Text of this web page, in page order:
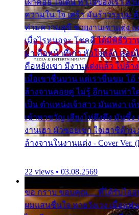
ความใน ใจ เศร้า มันร้าวระบม
ท่ามความสุขี ช่วยงานเขาแต่ง แ
เมื่อไรหนอจะ โชคดี ได้มีพิธีวิว
มา คือหน้าที่เก่า หัวใจหล้า คอย
คือหยังเขา มีงานแต่งแล้ว ไปล้า
เมื่อเขาชื่นบาน แต่เราขื่นขม โอ้
ล้างจานคอยคู่ ไม่รู้ อีกนานเท่าใ
เป็น ตำแหน่งเจ้าสาว มันเหงา
เข้าพาขวัญ เสียงโห่ตึงตึง มันซึ้ง
งานเฮา มัวซอยเขา ใจเฮาซิด้า
ล้างจานในงานแต่ง - Cover Ver.
22 views • 03.08.2569
ขอ กราบ ขอบคุณ.... ที่ได้รับไอ
ผมแสนชื่นใจ หายวังเวง เมื่อแฟ